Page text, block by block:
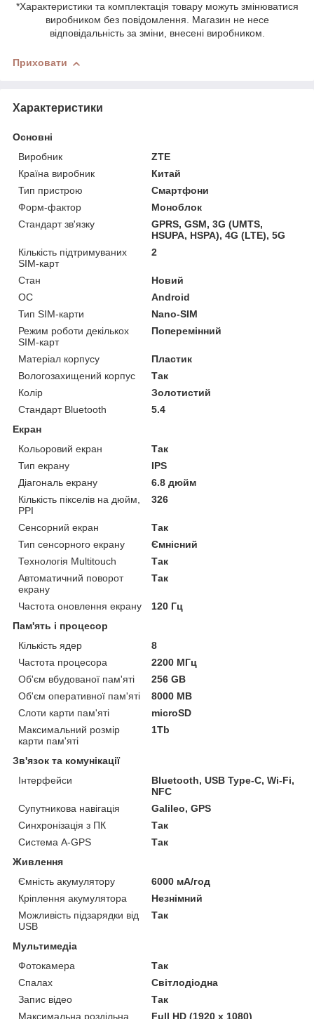
*Характеристики та комплектація товару можуть змінюватися
виробником без повідомлення. Магазин не несе
відповідальність за зміни, внесені виробником.
Приховати
Характеристики
Основні
Виробник
ZTE
Країна виробник
Китай
Тип пристрою
Смартфони
Форм-фактор
Моноблок
Стандарт зв'язку
GPRS, GSM, 3G (UMTS,
HSUPA, HSPA), 4G (LTE), 5G
Кількість підтримуваних
SIM-карт
2
Стан
Новий
ОС
Android
Тип SIM-карти
Nano-SIM
Режим роботи декількох
SIM-карт
Поперемінний
Матеріал корпусу
Пластик
Вологозахищений корпус
Так
Колір
Золотистий
Стандарт Bluetooth
5.4
Екран
Кольоровий екран
Так
Тип екрану
IPS
Діагональ екрану
6.8 дюйм
Кількість пікселів на дюйм,
PPI
326
Сенсорний екран
Так
Тип сенсорного екрану
Ємнісний
Технологія Multitouch
Так
Автоматичний поворот
екрану
Так
Частота оновлення екрану
120 Гц
Пам'ять і процесор
Кількість ядер
8
Частота процесора
2200 МГц
Об'єм вбудованої пам'яті
256 GB
Об'єм оперативної пам'яті
8000 MB
Слоти карти пам'яті
microSD
Максимальний розмір
карти пам'яті
1Tb
Зв'язок та комунікації
Інтерфейси
Bluetooth, USB Type-C, Wi-Fi,
NFC
Супутникова навігація
Galileo, GPS
Синхронізація з ПК
Так
Система A-GPS
Так
Живлення
Ємність акумулятору
6000 мА/год
Кріплення акумулятора
Незнімний
Можливість підзарядки від
USB
Так
Мультимедіа
Фотокамера
Так
Спалах
Світлодіодна
Запис відео
Так
Максимальна роздільна
Full HD (1920 x 1080)